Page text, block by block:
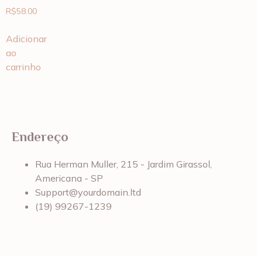
R$58.00
Adicionar
ao
carrinho
Endereço
Rua Herman Muller, 215 - Jardim Girassol,
Americana - SP
Support@yourdomain.ltd
(19) 99267-1239